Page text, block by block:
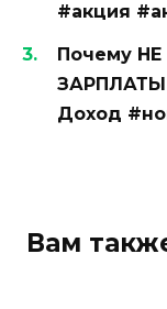
#акция
Почему
ЗАРПЛАТЫ
Доход
Вам